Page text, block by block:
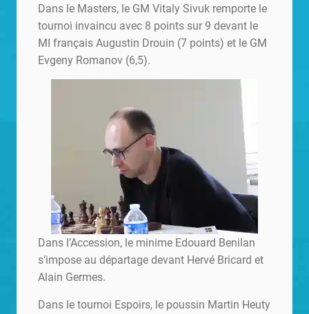
Dans le Masters, le GM Vitaly Sivuk remporte le
tournoi invaincu avec 8 points sur 9 devant le
MI français Augustin Drouin (7 points) et le GM
Evgeny Romanov (6,5).
Dans l’Accession, le minime Edouard Benilan
s’impose au départage devant Hervé Bricard et
Alain Germes.
Dans le tournoi Espoirs, le poussin Martin Heuty